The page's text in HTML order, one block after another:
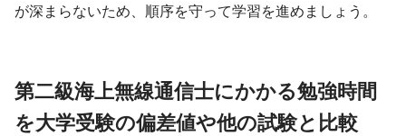
が深まらないため、順序を守って学習を進めましょう。
第二級海上無線通信士にかかる勉強時間
を大学受験の偏差値や他の試験と比較